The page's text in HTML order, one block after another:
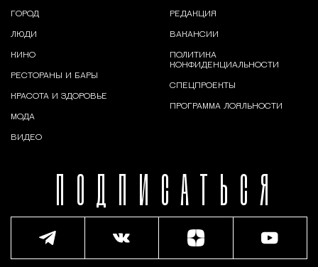
ПОДПИСАТЬСЯ
ГОРОД
ЛЮДИ
КИНО
РЕСТОРАНЫ И БАРЫ
КРАСОТА И ЗДОРОВЬЕ
МОДА
ВИДЕО
РЕДАКЦИЯ
ВАКАНСИИ
ПОЛИТИКА
КОНФИДЕНЦИАЛЬНОСТИ
СПЕЦПРОЕКТЫ
ПРОГРАММА ЛОЯЛЬНОСТИ